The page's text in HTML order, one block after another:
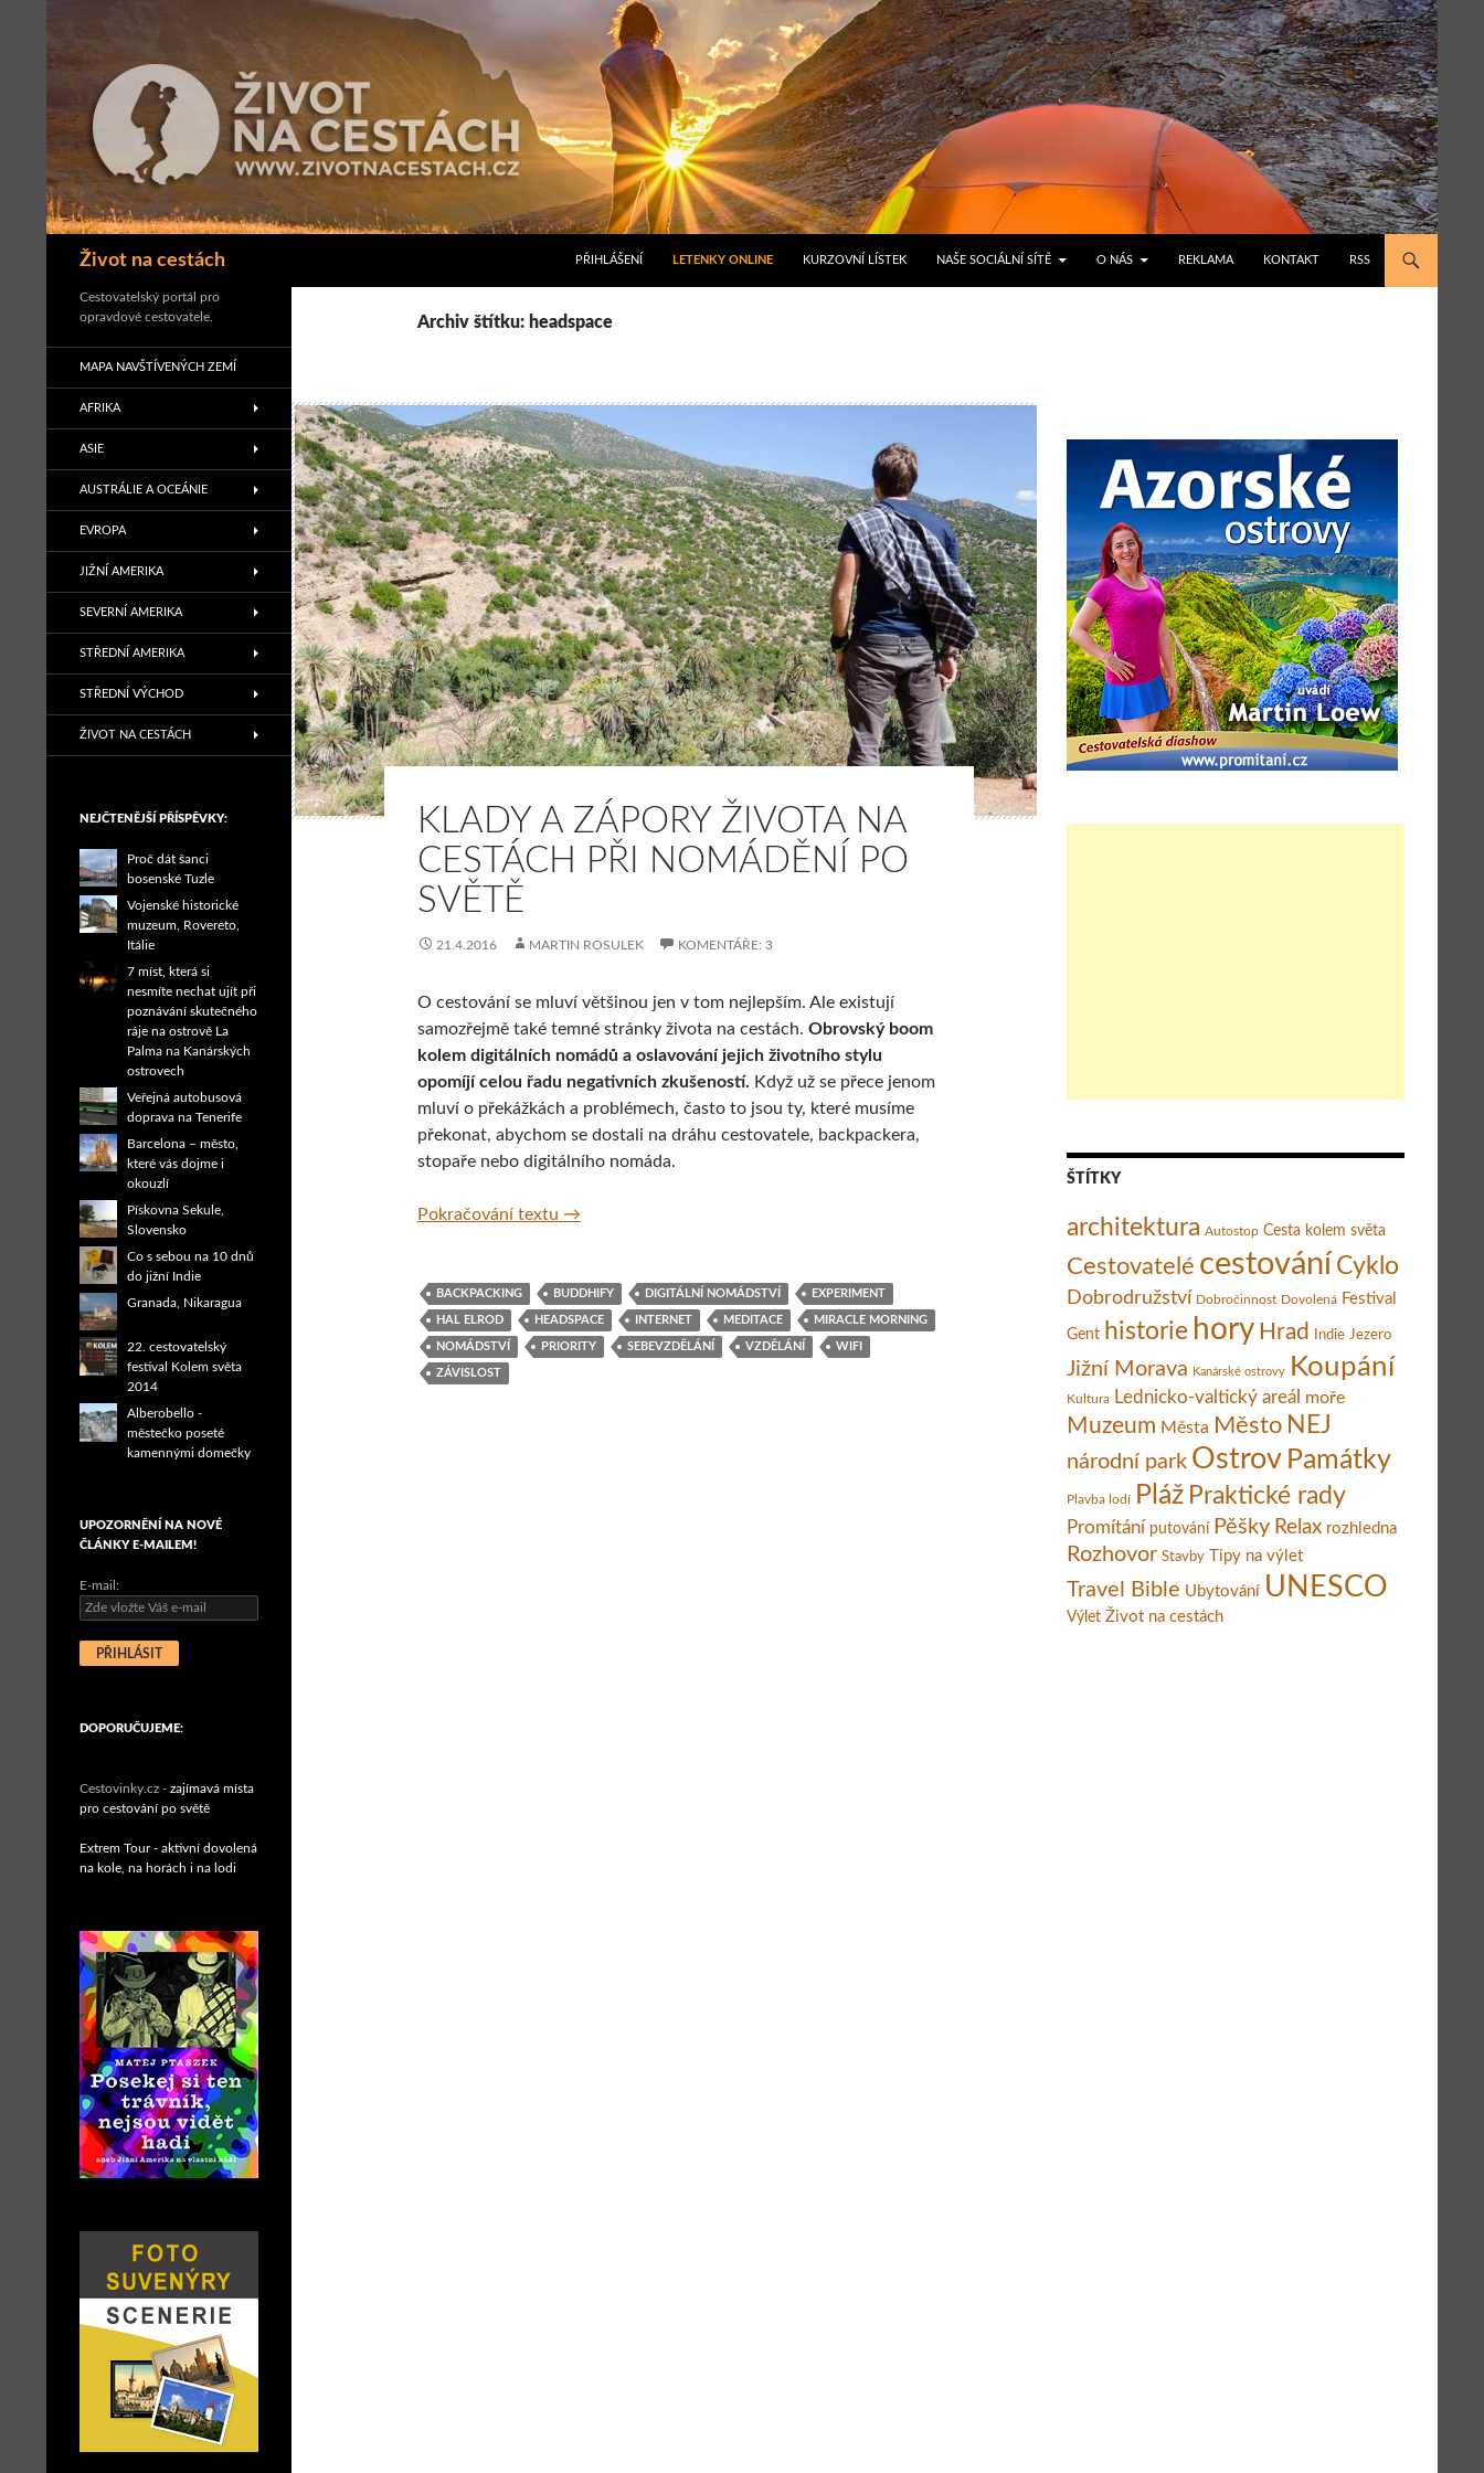
Život na cestách
Hledat
PŘIHLÁŠENÍ LETENKY ONLINE KURZOVNÍ LÍSTEK NAŠE SOCIÁLNÍ SÍTĚ O NÁS REKLAMA KONTAKT RSS
Archiv štítku: headspace
KLADY A ZÁPORY ŽIVOTA NA
CESTÁCH PŘI NOMÁDĚNÍ PO
SVĚTĚ
21.4.2016 MARTIN ROSULEK KOMENTÁŘE: 3
O cestování se mluví většinou jen v tom nejlepším. Ale existují
samozřejmě také temné stránky života na cestách. Obrovský boom
kolem digitálních nomádů a oslavování jejich životního stylu
opomíjí celou řadu negativních zkušeností. Když už se přece jenom
mluví o překážkách a problémech, často to jsou ty, které musíme
překonat, abychom se dostali na dráhu cestovatele, backpackera,
stopaře nebo digitálního nomáda.
Pokračování textu Klady a zápory života na cestách při nomádění po světě
→
BACKPACKING BUDDHIFY DIGITÁLNÍ NOMÁDSTVÍ EXPERIMENT
HAL ELROD HEADSPACE INTERNET MEDITACE MIRACLE MORNING
NOMÁDSTVÍ PRIORITY SEBEVZDĚLÁNÍ VZDĚLÁNÍ WIFI
ZÁVISLOST
ŠTÍTKY
architektura Autostop Cesta kolem světa
Cestovatelé cestování Cyklo
Dobrodružství Dobročinnost Dovolená Festival
Gent historie hory Hrad Indie Jezero
Jižní Morava Kanárské ostrovy Koupání
Kultura Lednicko-valtický areál moře
Muzeum Města Město NEJ
národní park Ostrov Památky
Plavba lodí Pláž Praktické rady
Promítání putování Pěšky Relax rozhledna
Rozhovor Stavby Tipy na výlet
Travel Bible Ubytování UNESCO
Výlet Život na cestách
Cestovatelský portál pro
opravdové cestovatele.
MAPA NAVŠTÍVENÝCH ZEMÍ
AFRIKA
ASIE
AUSTRÁLIE A OCEÁNIE
EVROPA
JIŽNÍ AMERIKA
SEVERNÍ AMERIKA
STŘEDNÍ AMERIKA
STŘEDNÍ VÝCHOD
ŽIVOT NA CESTÁCH
NEJČTENĚJŠÍ PŘÍSPĚVKY:
Proč dát šanci
bosenské Tuzle
Vojenské historické
muzeum, Rovereto,
Itálie
7 míst, která si
nesmíte nechat ujít při
poznávání skutečného
ráje na ostrově La
Palma na Kanárských
ostrovech
Veřejná autobusová
doprava na Tenerife
Barcelona – město,
které vás dojme i
okouzlí
Pískovna Sekule,
Slovensko
Co s sebou na 10 dnů
do jižní Indie
Granada, Nikaragua
22. cestovatelský
festival Kolem světa
2014
Alberobello -
městečko poseté
kamennými domečky
UPOZORNĚNÍ NA NOVÉ
ČLÁNKY E-MAILEM!
E-mail:
DOPORUČUJEME:
Cestovinky.cz - zajímavá místa
pro cestování po světě
Extrem Tour - aktivní dovolená
na kole, na horách i na lodi